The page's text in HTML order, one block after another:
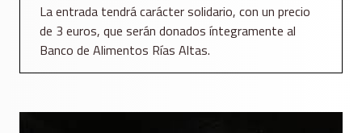
La entrada tendrá carácter solidario, con un precio
de 3 euros, que serán donados íntegramente al
Banco de Alimentos Rías Altas.